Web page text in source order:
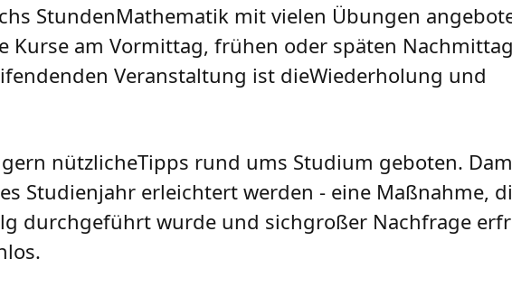
StundenMathematik mit vielen Übungen
Kurse am Vormittag, frühen oder späten Nachmittag
Veranstaltung ist dieWiederholung und
nützlicheTipps rund ums Studium geboten.
Studienjahr erleichtert werden - eine Maßnahme,
durchgeführt wurde und sichgroßer Nachfrage